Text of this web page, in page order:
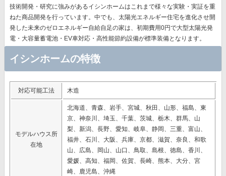
技術開発・研究に強みがあるイシンホームはこれまで様々な実験・実証を重
ねた商品開発を行っています。中でも、太陽光エネルギー住宅を進化させ開
発した未来のゼロエネルギー自給自足の家は、初期費用0円で大型太陽光発
電・大容量蓄電池・EV車対応・高性能節約設備が標準装備となります。
イシンホームの特徴
対応可能工法 木造
モデルハウス所
在地
北海道、青森、岩手、宮城、秋田、山形、福島、東
京、神奈川、埼玉、千葉、茨城、栃木、群馬、山
梨、新潟、長野、愛知、岐阜、静岡、三重、富山、
福井、石川、大阪、兵庫、京都、滋賀、奈良、和歌
山、広島、岡山、山口、鳥取、島根、徳島、香川、
愛媛、高知、福岡、佐賀、長崎、熊本、大分、宮
崎、鹿児島、沖縄